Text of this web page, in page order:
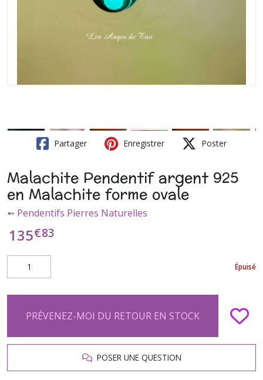
Partager Enregistrer Poster
Malachite Pendentif argent 925
en Malachite forme ovale
➻ Pendentifs Pierres Naturelles
135€83
Épuisé
PRÉVENEZ-MOI DU RETOUR EN STOCK
POSER UNE QUESTION